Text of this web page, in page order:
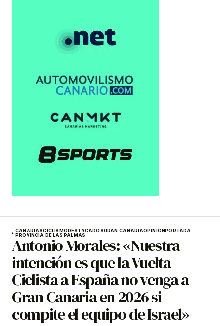
CANARIASCICLISMODESTACADOSGRAN CANARIAOPINIÓNPORTADA
PROVINCIA DE LAS PALMAS
Antonio Morales: «Nuestra
intención es que la Vuelta
Ciclista a España no venga a
Gran Canaria en 2026 si
compite el equipo de Israel»